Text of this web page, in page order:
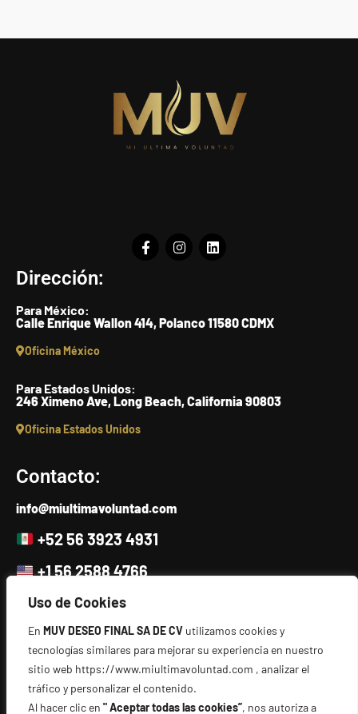
Uso de Cookies
En MUV DESEO FINAL SA DE CV utilizamos cookies y
tecnologías similares para mejorar su experiencia en nuestro
sitio web https://www.miultimavoluntad.com , analizar el
tráfico y personalizar el contenido.
Al hacer clic en " Aceptar todas las cookies”, nos autoriza a
Dirección:
Para México:
Calle Enrique Wallon 414, Polanco 11580 CDMX
Oficina México
Para Estados Unidos:
246 Ximeno Ave, Long Beach, California 90803
Oficina Estados Unidos
Contacto:
info@miultimavoluntad.com
+52 56 3923 4931
+1 56 2588 4766
Escríbenos
Directorio:
Términos y condiciones